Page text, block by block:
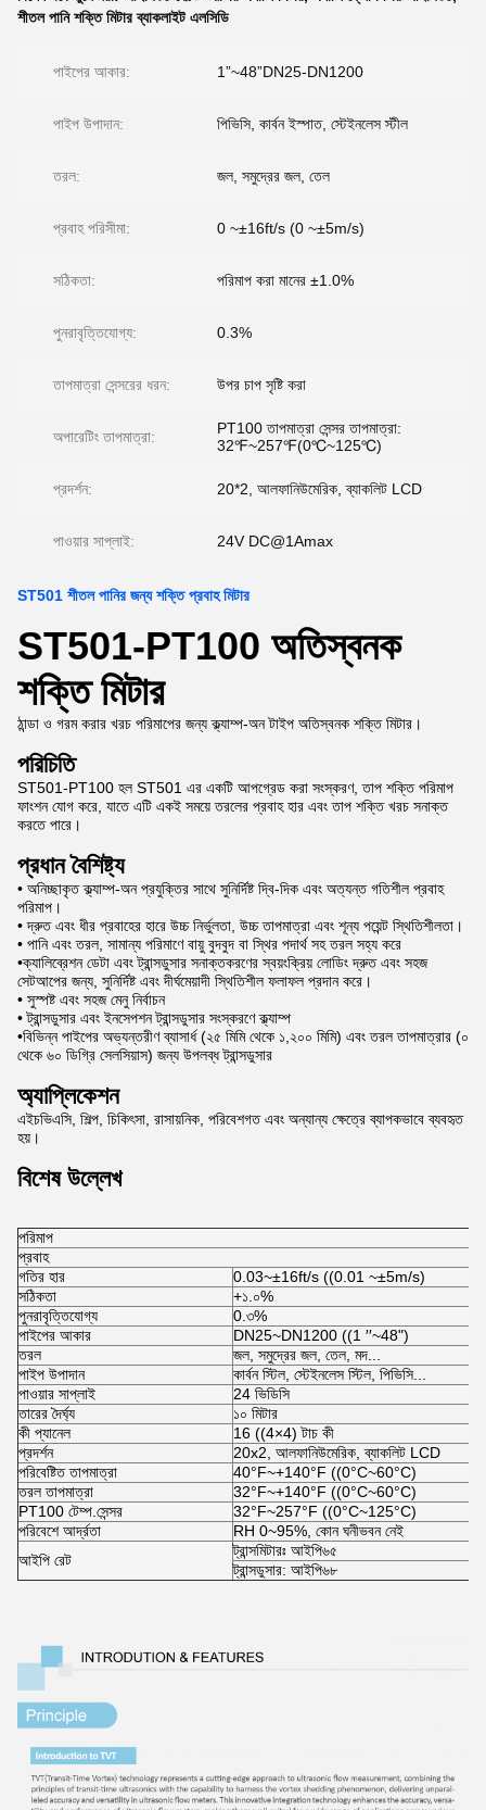
শীতল পানি শক্তি মিটার ব্যাকলাইট এলসিডি
পাইপের আকার: 1”~48”DN25-DN1200
পাইপ উপাদান: পিভিসি, কার্বন ইস্পাত, স্টেইনলেস স্টীল
তরল: জল, সমুদ্রের জল, তেল
প্রবাহ পরিসীমা: 0 ~±16ft/s (0 ~±5m/s)
সঠিকতা: পরিমাপ করা মানের ±1.0%
পুনরাবৃত্তিযোগ্য: 0.3%
তাপমাত্রা সেন্সরের ধরন: উপর চাপ সৃষ্টি করা
অপারেটিং তাপমাত্রা:
PT100 তাপমাত্রা সেন্সর তাপমাত্রা:
32℉~257℉(0℃~125℃)
প্রদর্শন: 20*2, আলফানিউমেরিক, ব্যাকলিট LCD
পাওয়ার সাপ্লাই: 24V DC@1Amax
ST501 শীতল পানির জন্য শক্তি প্রবাহ মিটার
ST501-PT100 অতিস্বনক
শক্তি মিটার
ঠান্ডা ও গরম করার খরচ পরিমাপের জন্য ক্ল্যাম্প-অন টাইপ অতিস্বনক শক্তি মিটার।
পরিচিতি
ST501-PT100 হল ST501 এর একটি আপগ্রেড করা সংস্করণ, তাপ শক্তি পরিমাপ
ফাংশন যোগ করে, যাতে এটি একই সময়ে তরলের প্রবাহ হার এবং তাপ শক্তি খরচ সনাক্ত
করতে পারে।
প্রধান বৈশিষ্ট্য
• অনিচ্ছাকৃত ক্ল্যাম্প-অন প্রযুক্তির সাথে সুনির্দিষ্ট দ্বি-দিক এবং অত্যন্ত গতিশীল প্রবাহ
পরিমাপ।
• দ্রুত এবং ধীর প্রবাহের হারে উচ্চ নির্ভুলতা, উচ্চ তাপমাত্রা এবং শূন্য পয়েন্ট স্থিতিশীলতা।
• পানি এবং তরল, সামান্য পরিমাণে বায়ু বুদবুদ বা স্থির পদার্থ সহ তরল সহ্য করে
•ক্যালিব্রেশন ডেটা এবং ট্রান্সডুসার সনাক্তকরণের স্বয়ংক্রিয় লোডিং দ্রুত এবং সহজ
সেটআপের জন্য, সুনির্দিষ্ট এবং দীর্ঘমেয়াদী স্থিতিশীল ফলাফল প্রদান করে।
• সুস্পষ্ট এবং সহজ মেনু নির্বাচন
• ট্রান্সডুসার এবং ইনসেপশন ট্রান্সডুসার সংস্করণে ক্ল্যাম্প
•বিভিন্ন পাইপের অভ্যন্তরীণ ব্যাসার্ধ (২৫ মিমি থেকে ১,২০০ মিমি) এবং তরল তাপমাত্রার (০
থেকে ৬০ ডিগ্রি সেলসিয়াস) জন্য উপলব্ধ ট্রান্সডুসার
অ্যাপ্লিকেশন
এইচভিএসি, শিল্প, চিকিৎসা, রাসায়নিক, পরিবেশগত এবং অন্যান্য ক্ষেত্রে ব্যাপকভাবে ব্যবহৃত
হয়।
বিশেষ উল্লেখ
পরিমাপ
প্রবাহ
গতির হার
0.03~±16ft/s ((0.01 ~±5m/s)
সঠিকতা
+১.০%
পুনরাবৃত্তিযোগ্য
0.৩%
পাইপের আকার
DN25~DN1200 ((1 ′′~48")
তরল
জল, সমুদ্রের জল, তেল, মদ...
পাইপ উপাদান
কার্বন স্টিল, স্টেইনলেস স্টিল, পিভিসি...
পাওয়ার সাপ্লাই
24 ভিডিসি
তারের দৈর্ঘ্য
১০ মিটার
কী প্যানেল
16 ((4×4) টাচ কী
প্রদর্শন
20x2, আলফানিউমেরিক, ব্যাকলিট LCD
পরিবেষ্টিত তাপমাত্রা
40°F~+140°F ((0°C~60°C)
তরল তাপমাত্রা
32°F~+140°F ((0°C~60°C)
PT100 টেম্প.সেন্সর
32°F~257°F ((0°C~125°C)
পরিবেশে আর্দ্রতা
RH 0~95%, কোন ঘনীভবন নেই
আইপি রেট
ট্রান্সমিটারঃ আইপি৬৫
ট্রান্সডুসার: আইপি৬৮